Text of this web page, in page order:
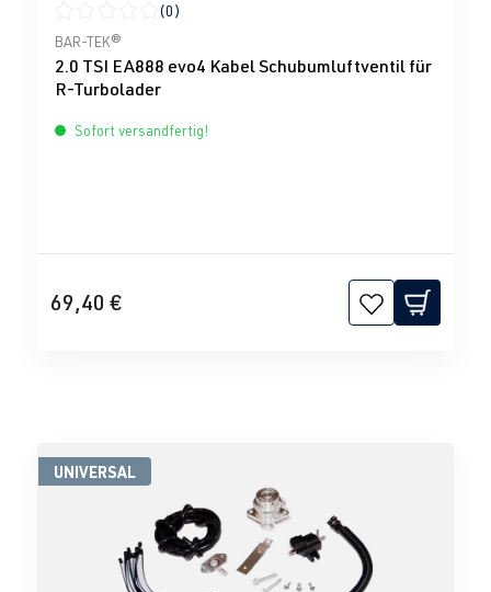
Durchschnittliche Bewertung von 0 von 5 Sternen
(0)
BAR-TEK®
2.0 TSI EA888 evo4 Kabel Schubumluftventil für
R-Turbolader
Sofort versandfertig!
69,40 €
UNIVERSAL